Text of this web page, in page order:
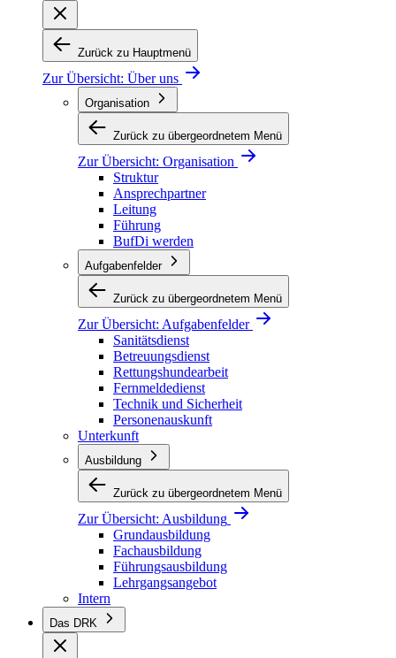
Zurück zu Hauptmenü
Zur Übersicht: Über uns
Organisation
Zurück zu übergeordnetem Menü
Zur Übersicht: Organisation
Struktur
Ansprechpartner
Leitung
Führung
BufDi werden
Aufgabenfelder
Zurück zu übergeordnetem Menü
Zur Übersicht: Aufgabenfelder
Sanitätsdienst
Betreuungsdienst
Rettungshundearbeit
Fernmeldedienst
Technik und Sicherheit
Personenauskunft
Unterkunft
Ausbildung
Zurück zu übergeordnetem Menü
Zur Übersicht: Ausbildung
Grundausbildung
Fachausbildung
Führungsausbildung
Lehrgangsangebot
Intern
Das DRK